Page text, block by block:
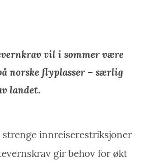
vil i sommer være
norske flyplasser – særlig
landet.
strenge innreiserestriksjoner
gir behov for økt